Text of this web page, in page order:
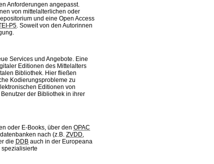
Anforderungen angepasst.
von mittelalterlichen oder
und eine Open Access
P5 . Soweit von den Autorinnen
Services und Angebote. Eine
Editionen des Mittelalters
Bibliothek. Hier fließen
Kodierungsprobleme zu
Editionen von
der Bibliothek in ihrer
oder E-Books, über den OPAC
nach (z.B. ZVDD
die DDB auch in der Europeana